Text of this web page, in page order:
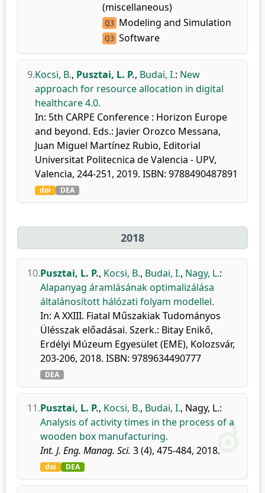
(miscellaneous)
Q3 Modeling and Simulation
Q3 Software
9.Kocsi, B., Pusztai, L. P., Budai, I.: New
approach for resource allocation in digital
healthcare 4.0.
In: 5th CARPE Conference : Horizon Europe
and beyond. Eds.: Javier Orozco Messana,
Juan Miguel Martínez Rubio, Editorial
Universitat Politecnica de Valencia - UPV,
Valencia, 244-251, 2019. ISBN: 9788490487891
doi DEA
2018
10.Pusztai, L. P., Kocsi, B., Budai, I., Nagy, L.:
Alapanyag áramlásának optimalizálása
általánosított hálózati folyam modellel.
In: A XXIII. Fiatal Műszakiak Tudományos
Ülésszak előadásai. Szerk.: Bitay Enikő,
Erdélyi Múzeum Egyesület (EME), Kolozsvár,
203-206, 2018. ISBN: 9789634490777
DEA
11.Pusztai, L. P., Kocsi, B., Budai, I., Nagy, L.:
Analysis of activity times in the process of a
wooden box manufacturing.
Int. J. Eng. Manag. Sci. 3 (4), 475-484, 2018.
doi DEA